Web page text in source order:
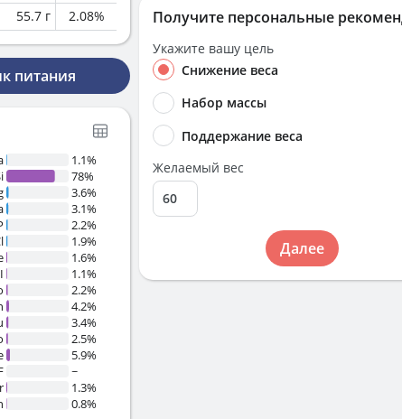
55.7 г 2.08%
питания
1.1%
78%
3.6%
3.1%
2.2%
1.9%
1.6%
I
1.1%
2.2%
4.2%
3.4%
2.5%
5.9%
~
1.3%
0.8%
Получите персональные
Укажите вашу цель
Снижение веса
Набор массы
Поддержание веса
Желаемый вес
Далее